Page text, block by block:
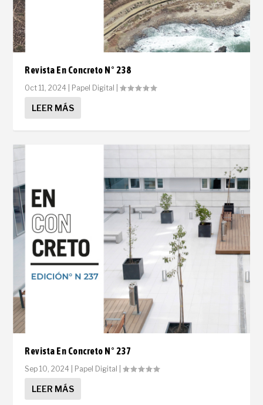
Revista En Concreto N° 238
Oct 11, 2024 Papel Digital |
LEER MÁS
Revista En Concreto N° 237
Sep 10, 2024 Papel Digital |
LEER MÁS